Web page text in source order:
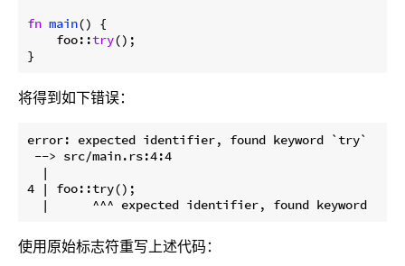
fn main() {
    foo::
try();
}
将得到如下错误：
error: expected identifier, found keyword `try`
--> src/main.rs:4:4
  |
4 | foo::try();
使用原始标志符重写上述代码：